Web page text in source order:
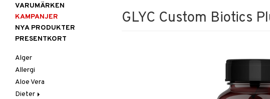
GLYC Custom Biotics
VARUMÄRKEN
KAMPANJER
NYA PRODUKTER
PRESENTKORT
Alger
Allergi
Aloe Vera
Dieter